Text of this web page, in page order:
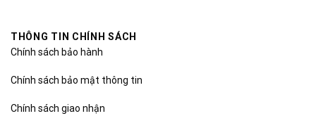
THÔNG TIN CHÍNH SÁCH
Chính sách bảo hành
Chính sách bảo mật thông tin
Chính sách giao nhận